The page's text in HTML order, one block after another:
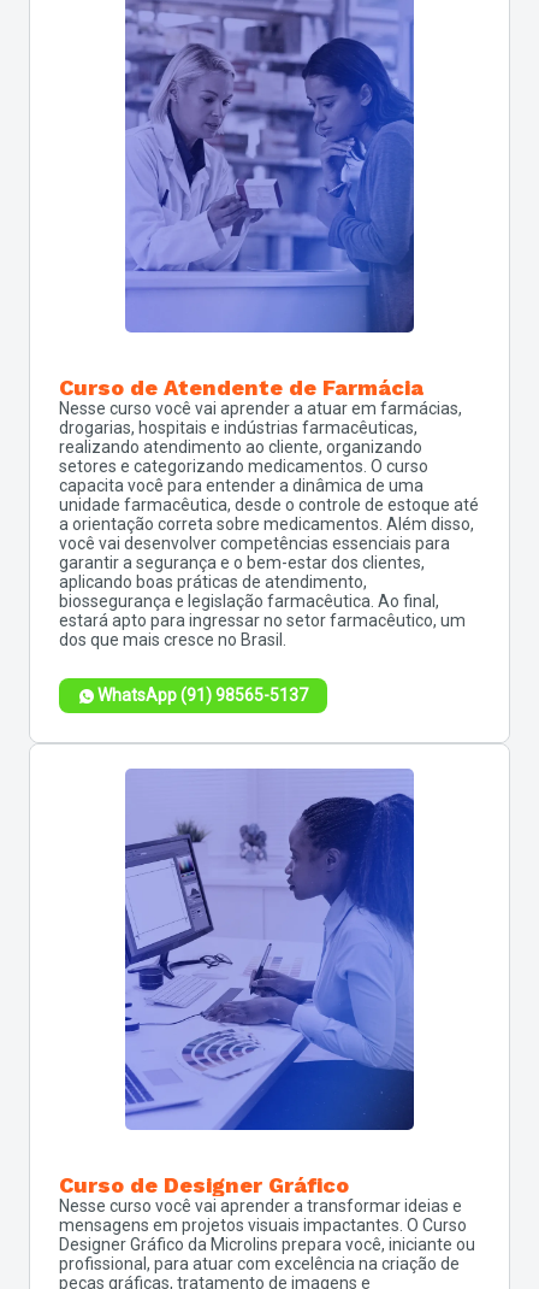
Curso de Atendente de Farmácia
Nesse curso você vai aprender a atuar em farmácias,
drogarias, hospitais e indústrias farmacêuticas,
realizando atendimento ao cliente, organizando
setores e categorizando medicamentos. O curso
capacita você para entender a dinâmica de uma
unidade farmacêutica, desde o controle de estoque até
a orientação correta sobre medicamentos. Além disso,
você vai desenvolver competências essenciais para
garantir a segurança e o bem-estar dos clientes,
aplicando boas práticas de atendimento,
biossegurança e legislação farmacêutica. Ao final,
estará apto para ingressar no setor farmacêutico, um
dos que mais cresce no Brasil.
WhatsApp (91) 98565-5137
Curso de Designer Gráfico
Nesse curso você vai aprender a transformar ideias e
mensagens em projetos visuais impactantes. O Curso
Designer Gráfico da Microlins prepara você, iniciante ou
profissional, para atuar com excelência na criação de
peças gráficas, tratamento de imagens e